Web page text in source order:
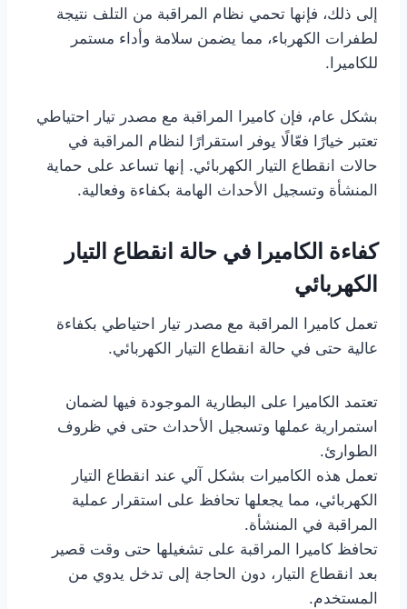
إلى ذلك، فإنها تحمي نظام المراقبة من التلف نتيجة
لطفرات الكهرباء، مما يضمن سلامة وأداء مستمر
للكاميرا.
بشكل عام، فإن كاميرا المراقبة مع مصدر تيار احتياطي
تعتبر خيارًا فعّالًا يوفر استقرارًا لنظام المراقبة في
حالات انقطاع التيار الكهربائي. إنها تساعد على حماية
المنشأة وتسجيل الأحداث الهامة بكفاءة وفعالية.
كفاءة الكاميرا في حالة انقطاع التيار
الكهربائي
تعمل كاميرا المراقبة مع مصدر تيار احتياطي بكفاءة
عالية حتى في حالة انقطاع التيار الكهربائي.
‫تعتمد الكاميرا على البطارية الموجودة فيها لضمان
استمرارية عملها وتسجيل الأحداث حتى في ظروف
الطوارئ.
‫تعمل هذه الكاميرات بشكل آلي عند انقطاع التيار
الكهربائي، مما يجعلها تحافظ على استقرار عملية
المراقبة في المنشأة.
‫تحافظ كاميرا المراقبة على تشغيلها حتى وقت قصير
بعد انقطاع التيار، دون الحاجة إلى تدخل يدوي من
المستخدم.